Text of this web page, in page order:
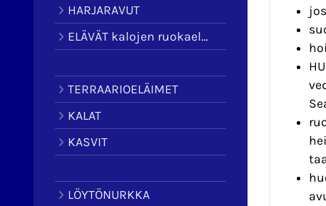
HARJARAVUT
ELÄVÄT kalojen ruokaeläimet
TERRAARIOELÄIMET
KALAT
KASVIT
LÖYTÖNURKKA